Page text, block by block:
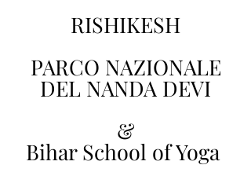
RISHIKESH
PARCO NAZIONALE
DEL NANDA DEVI
&
Bihar School of Yoga